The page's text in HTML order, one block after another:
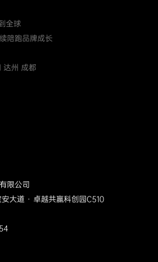
全球
陪跑品牌成长
达州 成都
限公司
大道 · 卓越共赢科创园C510